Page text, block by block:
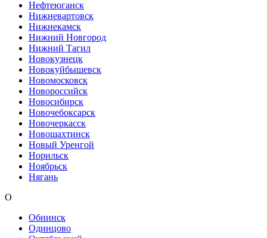
Нефтеюганск
Нижневартовск
Нижнекамск
Нижний Новгород
Нижний Тагил
Новокузнецк
Новокуйбышевск
Новомосковск
Новороссийск
Новосибирск
Новочебоксарск
Новочеркасск
Новошахтинск
Новый Уренгой
Норильск
Ноябрьск
Нягань
О
Обнинск
Одинцово